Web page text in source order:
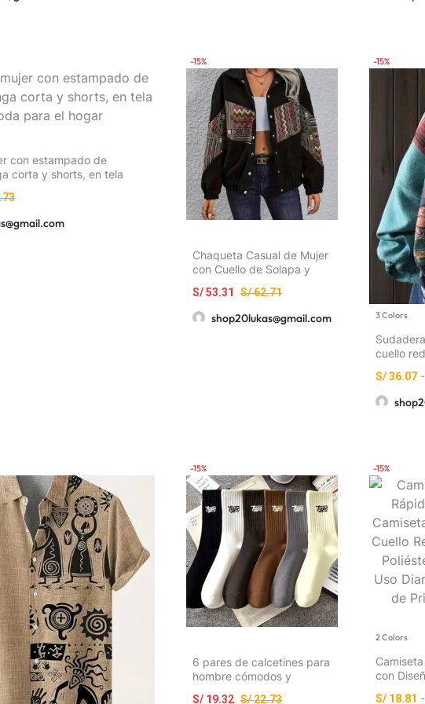
con estampado de
corta y shorts, en tela
-15%
Chaqueta Casual de Mujer
con Cuello de Solapa y
Étnico
S/62.71
S/53.31
shop20lukas@gmail.com
-15%
3 Colors
cuello
S/36.07 -
-15%
6 pares de calcetines para
hombre cómodos y
S/22.73
S/ 19.32
-15%
2 Colors
con
S/ 18.81 -